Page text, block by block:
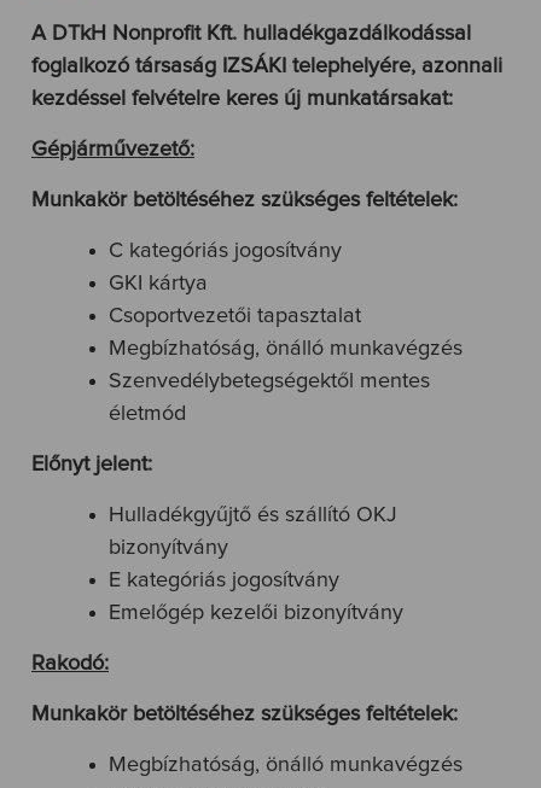
A DTkH Nonprofit Kft. hulladékgazdálkodással
foglalkozó társaság IZSÁKI telephelyére, azonnali
kezdéssel felvételre keres új munkatársakat:
Gépjárművezető:
Munkakör betöltéséhez szükséges feltételek:
C kategóriás jogosítvány
GKI kártya
Csoportvezetői tapasztalat
Megbízhatóság, önálló munkavégzés
Szenvedélybetegségektől mentes
életmód
Előnyt jelent:
Hulladékgyűjtő és szállító OKJ
bizonyítvány
E kategóriás jogosítvány
Emelőgép kezelői bizonyítvány
Rakodó:
Munkakör betöltéséhez szükséges feltételek:
Megbízhatóság, önálló munkavégzés